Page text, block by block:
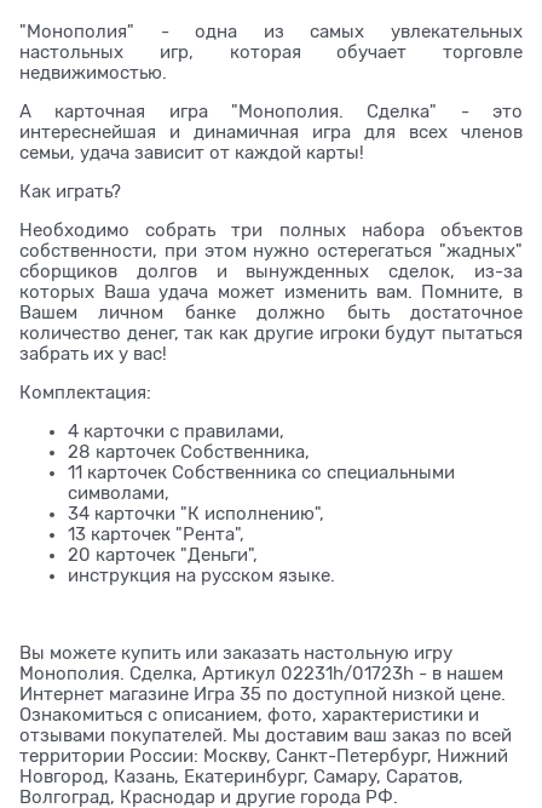
"Монополия" - одна из самых увлекательных
настольных игр, которая обучает торговле
недвижимостью.
А карточная игра "Монополия. Сделка" - это
интереснейшая и динамичная игра для всех членов
семьи, удача зависит от каждой карты!
Как играть?
Необходимо собрать три полных набора объектов
собственности, при этом нужно остерегаться "жадных"
сборщиков долгов и вынужденных сделок, из-за
которых Ваша удача может изменить вам. Помните, в
Вашем личном банке должно быть достаточное
количество денег, так как другие игроки будут пытаться
забрать их у вас!
Комплектация:
4 карточки с правилами,
28 карточек Собственника,
11 карточек Собственника со специальными
символами,
34 карточки "К исполнению",
13 карточек "Рента",
20 карточек "Деньги",
инструкция на русском языке.
Вы можете купить или заказать настольную игру
Монополия. Сделка, Артикул 02231h/01723h - в нашем
Интернет магазине Игра 35 по доступной низкой цене.
Ознакомиться с описанием, фото, характеристики и
отзывами покупателей. Мы доставим ваш заказ по всей
территории России: Москву, Санкт-Петербург, Нижний
Новгород, Казань, Екатеринбург, Самару, Саратов,
Волгоград, Краснодар и другие города РФ.